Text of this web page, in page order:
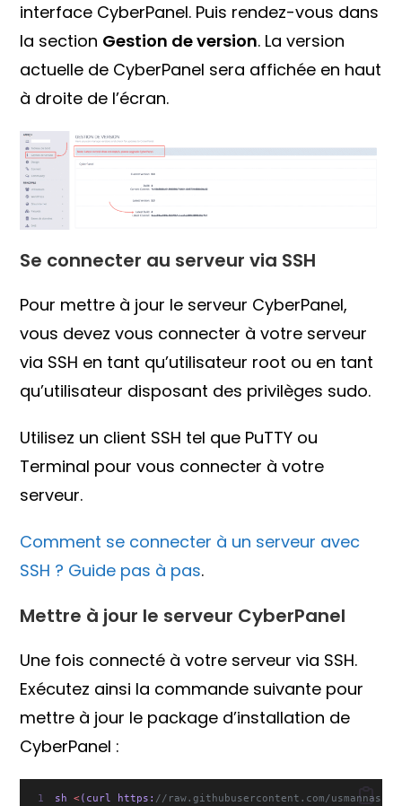
interface CyberPanel. Puis rendez-vous dans
la section Gestion de version. La version
actuelle de CyberPanel sera affichée en haut
à droite de l’écran.
Se connecter au serveur via SSH
Pour mettre à jour le serveur CyberPanel,
vous devez vous connecter à votre serveur
via SSH en tant qu’utilisateur root ou en tant
qu’utilisateur disposant des privilèges sudo.
Utilisez un client SSH tel que PuTTY ou
Terminal pour vous connecter à votre
serveur.
Comment se connecter à un serveur avec
SSH ? Guide pas à pas.
Mettre à jour le serveur CyberPanel
Une fois connecté à votre serveur via SSH.
Exécutez ainsi la commande suivante pour
mettre à jour le package d’installation de
CyberPanel :
sh <(curl https: //raw.githubusercontent.com/